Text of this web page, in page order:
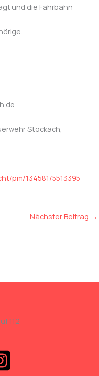
und die Fahrbahn
Stockach,
pm/134581/5513395
Nächster Beitrag →
112